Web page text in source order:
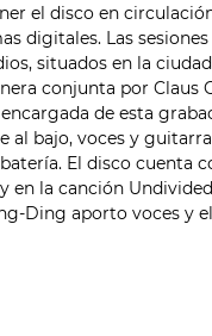
el disco en
digitales. Las
situados en la
conjunta por Claus
de esta
al bajo, voces y
El disco cuenta
en la canción
Ding aporto voces y